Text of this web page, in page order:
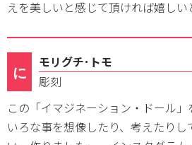
えを美しいと感じて頂ければ嬉しい
に
モリグチ･トモ
彫刻
この「イマジネーション・ドール
いろな事を想像したり、考えたり